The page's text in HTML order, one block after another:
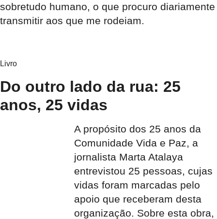
sobretudo humano, o que procuro diariamente
transmitir aos que me rodeiam.
Livro
Do outro lado da rua: 25
anos, 25 vidas
A propósito dos 25 anos da
Comunidade Vida e Paz, a
jornalista Marta Atalaya
entrevistou 25 pessoas, cujas
vidas foram marcadas pelo
apoio que receberam desta
organização. Sobre esta obra,